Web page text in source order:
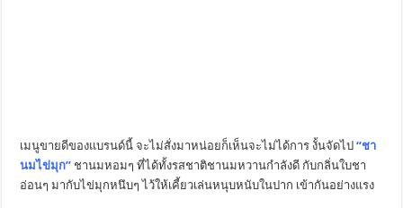
เมนูขายดีของแบรนด์นี้ จะไม่สั่งมาหน่อยก็เห็นจะไม่ได้การ งั้นจัดไป“ชา
นมไข่มุก” ชานมหอมๆ ที่ได้ทั้งรสชาติชานมหวานกำลังดี กับกลิ่นใบชา
อ่อนๆ มากับไข่มุกหนึบๆ ไว้ให้เคี้ยวเล่นหนุบหนับในปาก เข้ากันอย่างแรง